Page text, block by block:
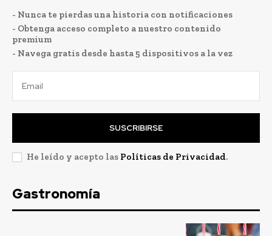
- Nunca te pierdas una historia con notificaciones
- Obtenga acceso completo a nuestro contenido
premium
- Navega gratis desde hasta 5 dispositivos a la vez
SUSCRIBIRSE
He leído y acepto las Políticas de Privacidad.
Gastronomía